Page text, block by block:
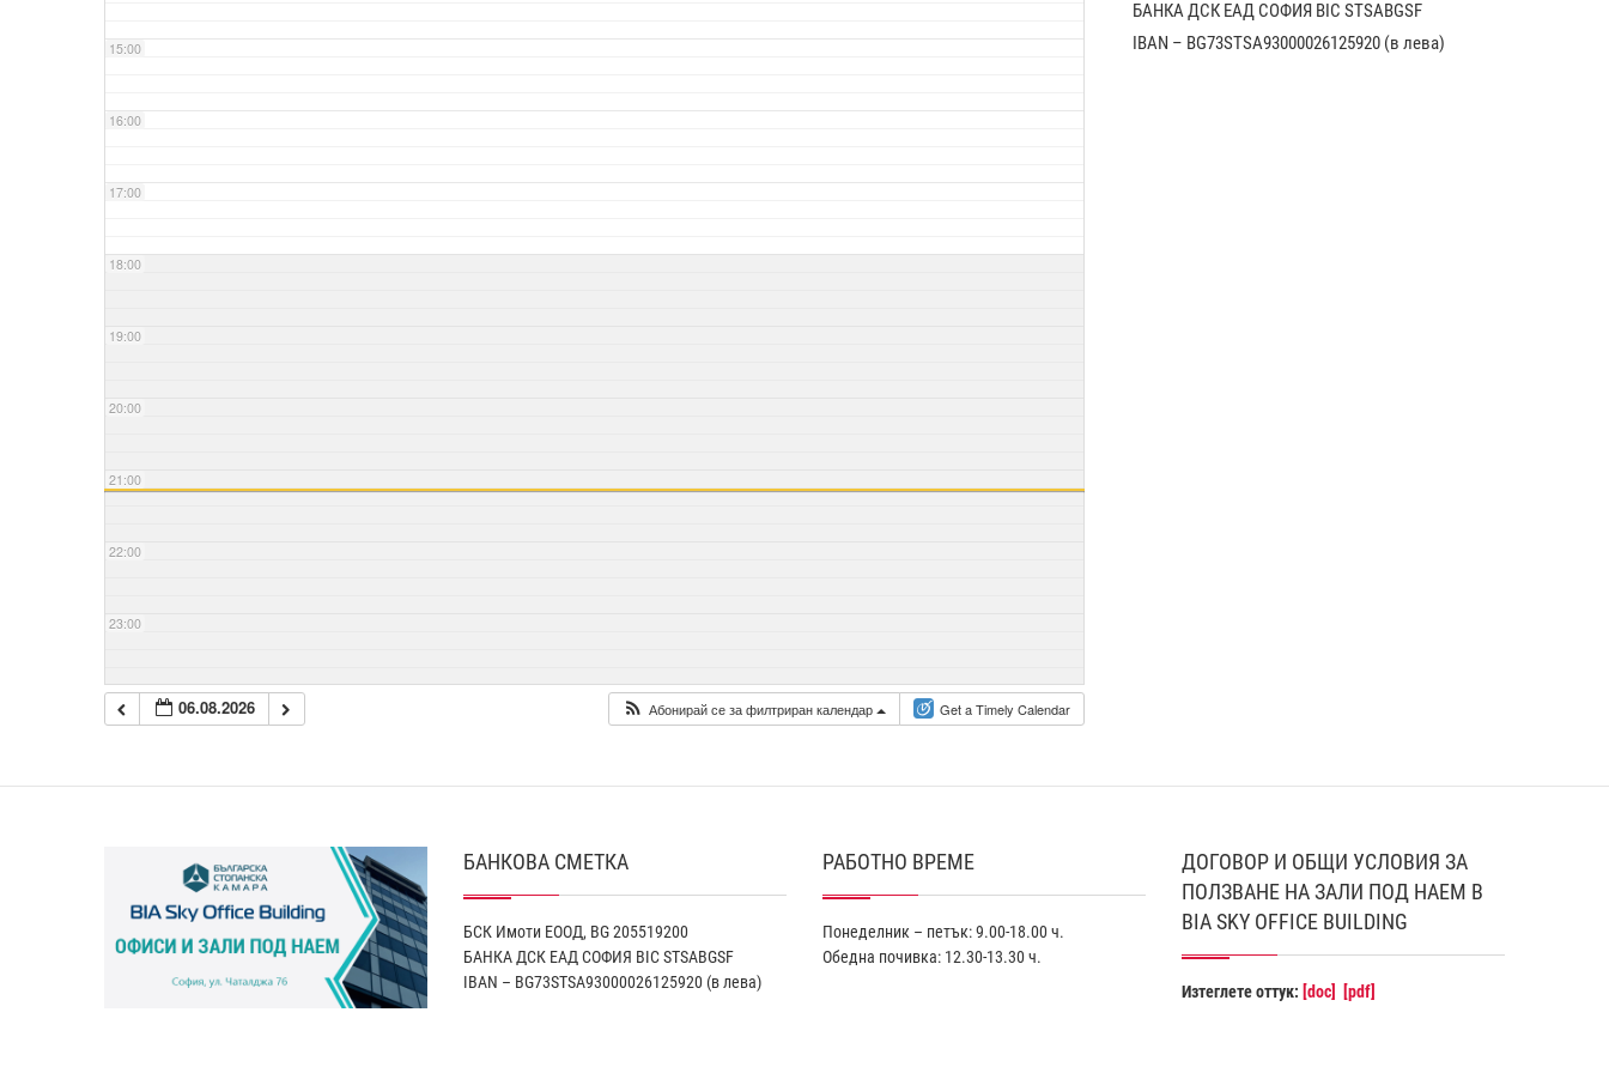
15:00
16:00
17:00
18:00
19:00
20:00
21:00
22:00
23:00
06.08.2026 Абонирай се за филтриран календар Get a Timely Calendar
БАНКА ДСК EАД СОФИЯ BIC STSABGSF
IBAN – BG73STSA93000026125920 (в лева)
БАНКОВА СМЕТКА
БСК Имоти ЕООД, BG 205519200
БАНКА ДСК EАД СОФИЯ BIC STSABGSF
IBAN – BG73STSA93000026125920 (в лева)
РАБОТНО ВРЕМЕ
Понеделник – петък: 9.00-18.00 ч.
Обедна почивка: 12.30-13.30 ч.
ДОГОВОР И ОБЩИ УСЛОВИЯ ЗА
ПОЛЗВАНЕ НА ЗАЛИ ПОД НАЕМ В
BIA SKY OFFICE BUILDING
Изтеглете оттук: [doc] [pdf]